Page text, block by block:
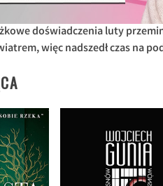
doświadczenia luty
więc nadszedł czas na